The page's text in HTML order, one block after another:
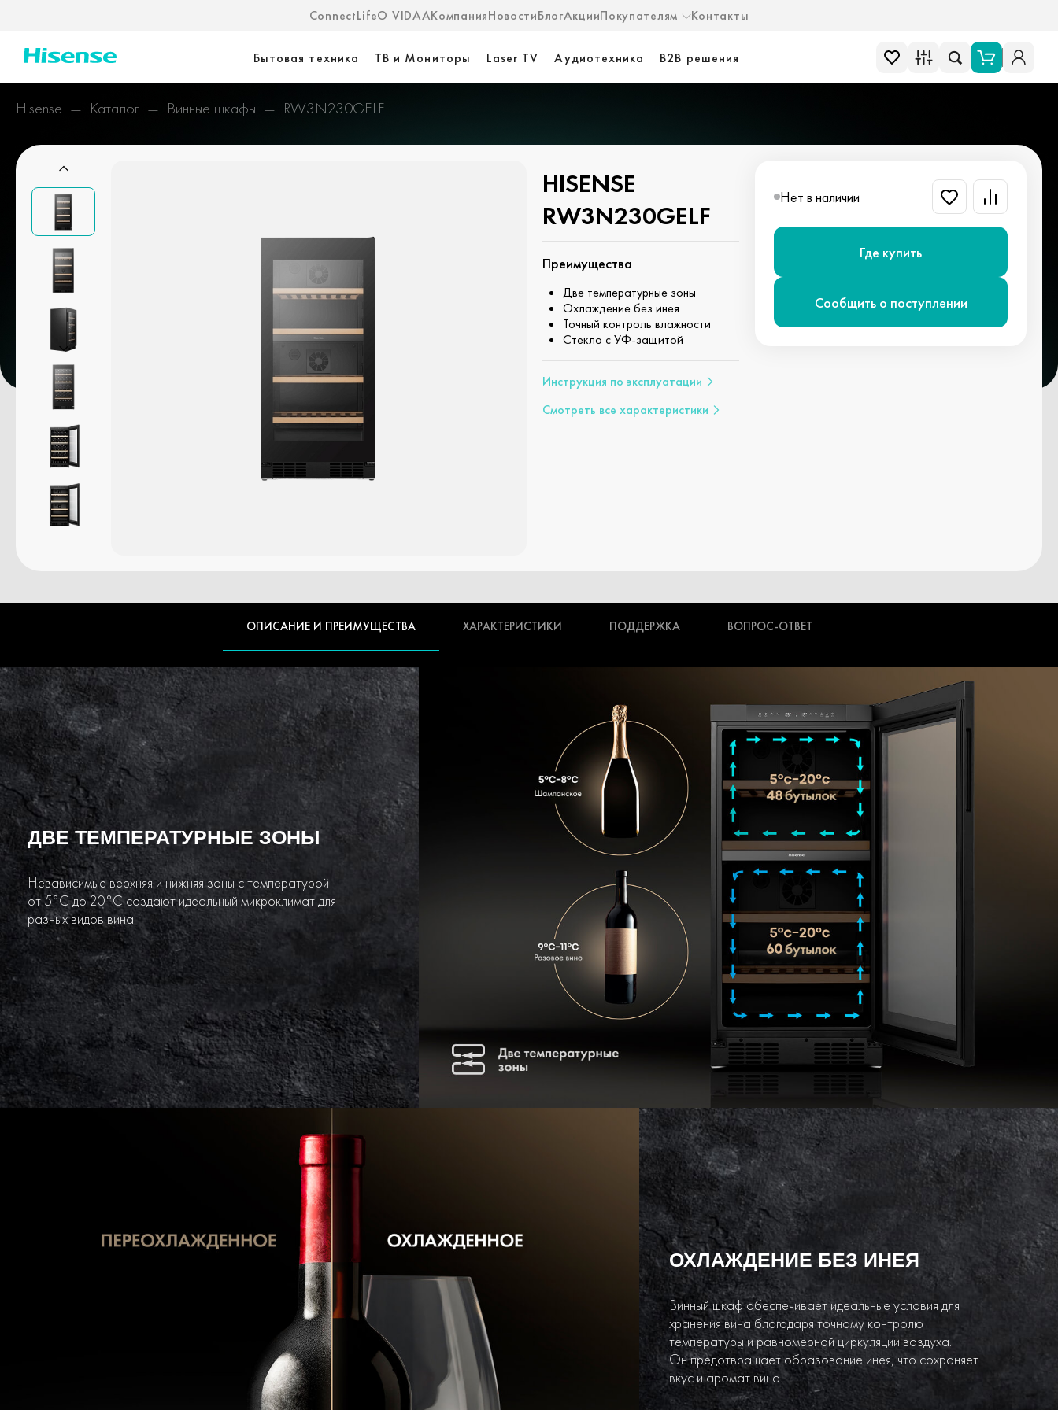
ConnectLifeО VIDAAКомпанияНовостиБлогАкцииПокупателям Контакты
Бытовая техника ТВ и Мониторы Laser TV Аудиотехника B2B решения
Hisense Каталог Винные шкафы RW3N230GELF
HISENSE
RW3N230GELF
Преимущества
Две температурные зоны
Охлаждение без инея
Точный контроль влажности
Стекло с УФ-защитой
Инструкция по эксплуатации
Смотреть все характеристики
Нет в наличии
Где купить
Сообщить о поступлении
ОПИСАНИЕ И ПРЕИМУЩЕСТВА ХАРАКТЕРИСТИКИ ПОДДЕРЖКА ВОПРОС-ОТВЕТ
ДВЕ ТЕМПЕРАТУРНЫЕ ЗОНЫ
Независимые верхняя и нижняя зоны с температурой
от 5°C до 20°C создают идеальный микроклимат для
разных видов вина.
ОХЛАЖДЕНИЕ БЕЗ ИНЕЯ
Винный шкаф обеспечивает идеальные условия для
хранения вина благодаря точному контролю
температуры и равномерной циркуляции воздуха.
Он предотвращает образование инея, что сохраняет
вкус и аромат вина.